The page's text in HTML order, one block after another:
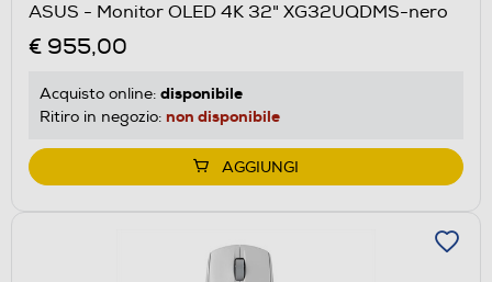
ASUS - Monitor OLED 4K 32" XG32UQDMS-nero
€ 955,00
Acquisto online: disponibile
Ritiro in negozio: non disponibile
AGGIUNGI